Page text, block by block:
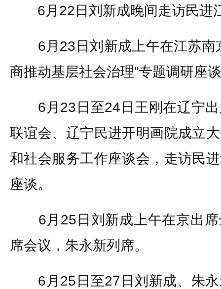
6月22日刘新成晚间走访民进
6月23日刘新成上午在江苏南
商推动基层社会治理”专题调研座
6月23日至24日王刚在辽宁出
联谊会、辽宁民进开明画院成立
和社会服务工作座谈会，走访民
座谈。
6月25日刘新成上午在京出席
席会议，朱永新列席。
6月25日至27日刘新成、朱永